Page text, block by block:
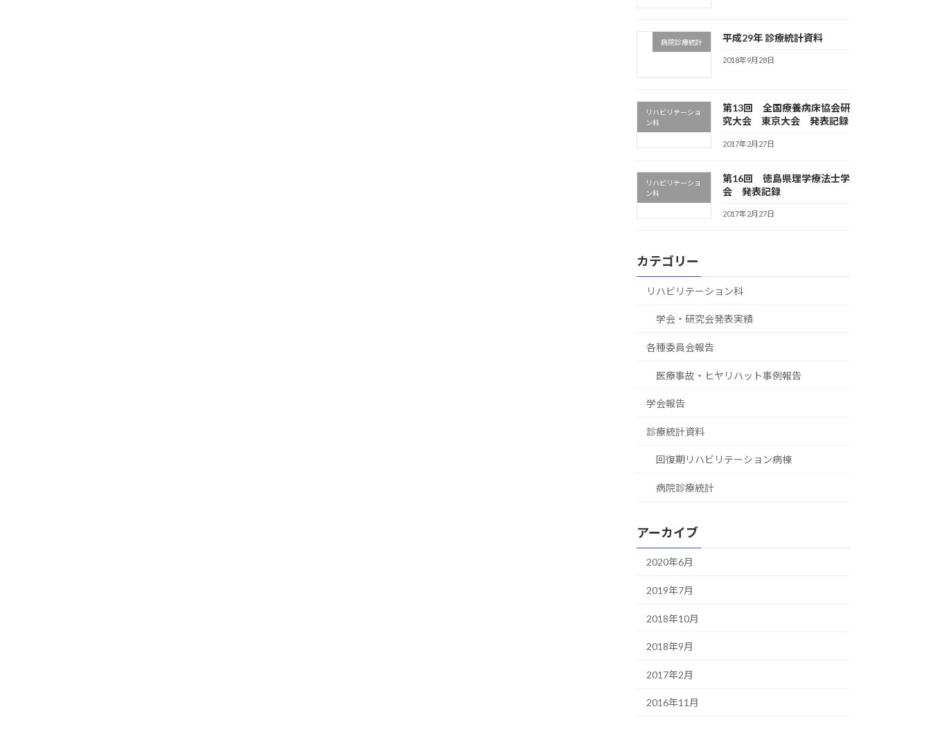
病院診療統計 平成29年 診療統計資料
2018年9月28日
リハビリテーショ
ン科
第13回 全国療養病床協会研
究大会 東京大会 発表記録
2017年2月27日
リハビリテーショ
ン科
第16回 徳島県理学療法士学
会 発表記録
2017年2月27日
カテゴリー
リハビリテーション科
学会・研究会発表実績
各種委員会報告
医療事故・ヒヤリハット事例報告
学会報告
診療統計資料
回復期リハビリテーション病棟
病院診療統計
アーカイブ
2020年6月
2019年7月
2018年10月
2018年9月
2017年2月
2016年11月